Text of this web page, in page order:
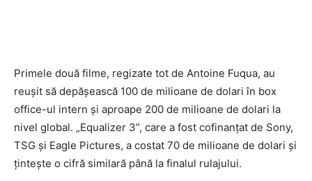
Primele două filme, regizate tot de Antoine Fuqua, au
reuşit să depăşească 100 de milioane de dolari în box
office-ul intern şi aproape 200 de milioane de dolari la
nivel global. „Equalizer 3”, care a fost cofinanţat de Sony,
TSG şi Eagle Pictures, a costat 70 de milioane de dolari şi
ţinteşte o cifră similară până la finalul rulajului.